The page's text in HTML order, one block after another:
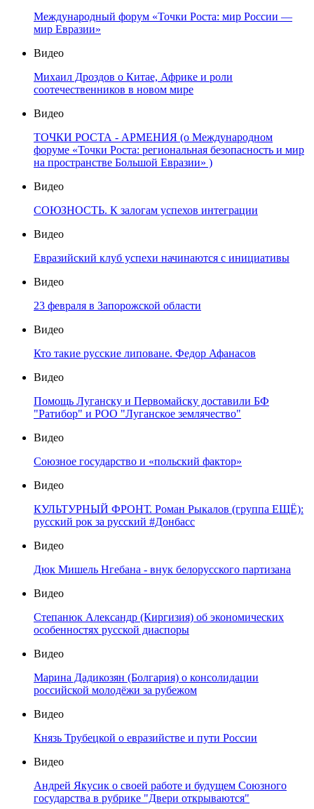
Международный форум «Точки Роста: мир России —
мир Евразии»
Видео
Михаил Дроздов о Китае, Африке и роли
соотечественников в новом мире
Видео
ТОЧКИ РОСТА - АРМЕНИЯ (о Международном
форуме «Точки Роста: региональная безопасность и мир
на пространстве Большой Евразии» )
Видео
СОЮЗНОСТЬ. К залогам успехов интеграции
Видео
Евразийский клуб успехи начинаются с инициативы
Видео
23 февраля в Запорожской области
Видео
Кто такие русские липоване. Федор Афанасов
Видео
Помощь Луганску и Первомайску доставили БФ
"Ратибор" и РОО "Луганское землячество"
Видео
Союзное государство и «польский фактор»
Видео
КУЛЬТУРНЫЙ ФРОНТ. Роман Рыкалов (группа ЕЩЁ):
русский рок за русский #Донбасс
Видео
Дюк Мишель Нгебана - внук белорусского партизана
Видео
Степанюк Александр (Киргизия) об экономических
особенностях русской диаспоры
Видео
Марина Дадикозян (Болгария) о консолидации
российской молодёжи за рубежом
Видео
Князь Трубецкой о евразийстве и пути России
Видео
Андрей Якусик о своей работе и будущем Союзного
государства в рубрике "Двери открываются"